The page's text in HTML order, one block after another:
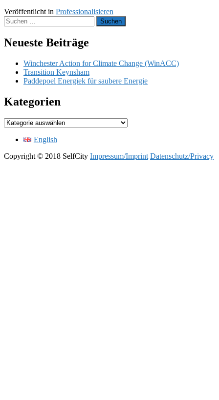
Veröffentlicht in Professionalisieren
Suchen
nach:
Neueste Beiträge
Winchester Action for Climate Change (WinACC)
Transition Keynsham
Paddepoel Energiek für saubere Energie
Kategorien
Kategorien
English
Copyright © 2018 SelfCity Impressum/Imprint Datenschutz/Privacy